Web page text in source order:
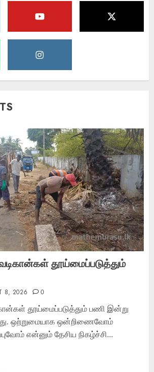
தூய்மைப்படுத்தும்
8, 2026 0
தூய்மைப்படுத்தும் பணி இன்று
ஒற்றுமையாக ஒன்றிணைவோம்
என்னும் தேசிய நிகழ்ச்சி...